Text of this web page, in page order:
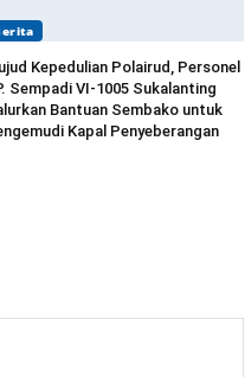
Kepedulian Polairud, Personel
Sempadi VI-1005 Sukalanting
Bantuan Sembako untuk
Kapal Penyeberangan